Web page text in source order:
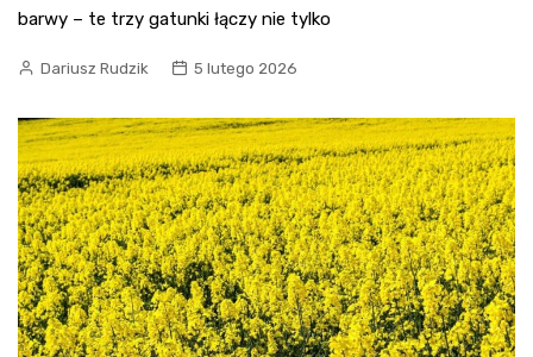
barwy – te trzy gatunki łączy nie tylko
Dariusz Rudzik 5 lutego 2026